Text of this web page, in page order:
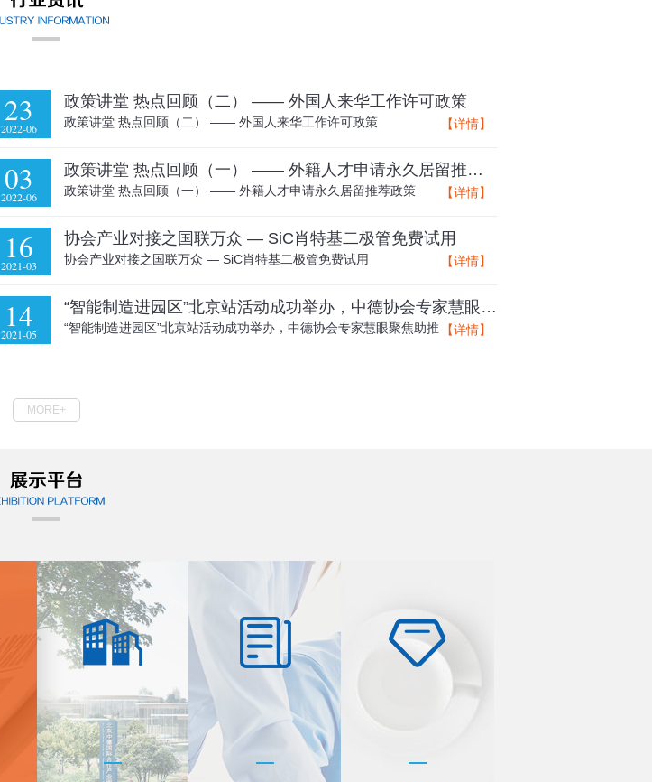
23
2022-06
政策讲堂 热点回顾（二） —— 外国人来华工作许可政策
政策讲堂 热点回顾（二） —— 外国人来华工作许可政策 【详情】
03
2022-06
政策讲堂 热点回顾（一） —— 外籍人才申请永久居留推荐政策
政策讲堂 热点回顾（一） —— 外籍人才申请永久居留推荐政策 【详情】
16
2021-03
协会产业对接之国联万众 — SiC肖特基二极管免费试用
协会产业对接之国联万众 — SiC肖特基二极管免费试用 【详情】
14
2021-05
“智能制造进园区”北京站活动成功举办，中德协会专家慧眼聚焦助推企业发展
“智能制造进园区”北京站活动成功举办，中德协会专家慧眼聚焦助推
【详情】
MORE+